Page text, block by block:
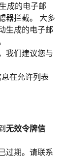
器拦截。 大多
生成的电子邮
我们建议您与
在允许列表
无效令牌信
过期。请联系